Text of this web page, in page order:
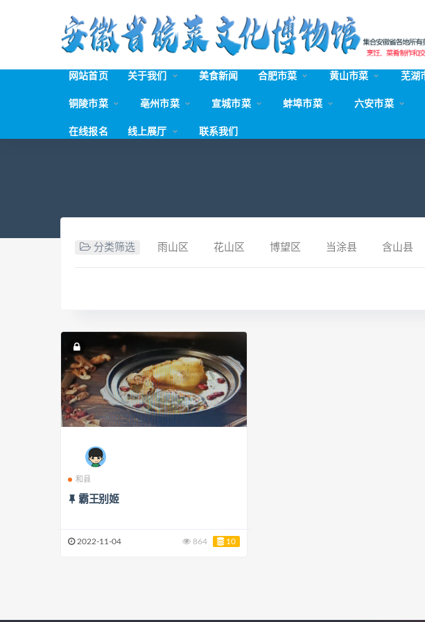
网站首页 关于我们 美食新闻 合肥市菜 黄山市菜 芜湖
铜陵市菜 亳州市菜 宣城市菜 蚌埠市菜 六安市菜
在线报名 线上展厅 联系我们
分类筛选 雨山区 花山区 博望区 当涂县 含山县
和县
霸王别姬
2022-11-04 864 10